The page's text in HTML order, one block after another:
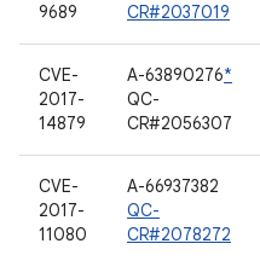
9689
CR#2037019
CVE-
2017-
14879
A-63890276*
QC-
CR#2056307
CVE-
2017-
11080
A-66937382
QC-
CR#2078272